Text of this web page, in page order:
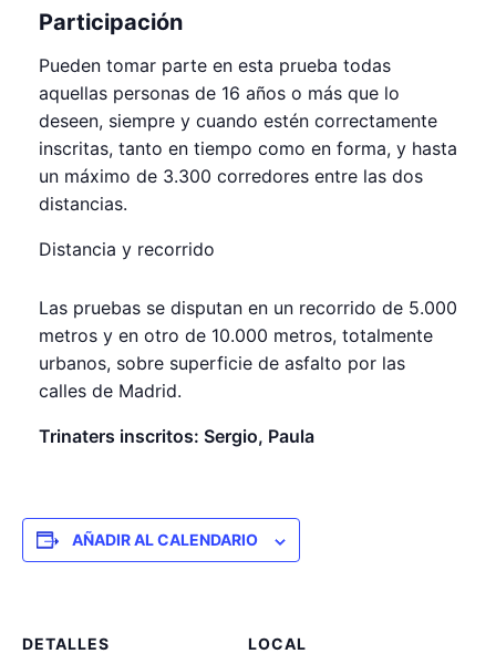
Participación
Pueden tomar parte en esta prueba todas
aquellas personas de 16 años o más que lo
deseen, siempre y cuando estén correctamente
inscritas, tanto en tiempo como en forma, y hasta
un máximo de 3.300 corredores entre las dos
distancias.
Distancia y recorrido
Las pruebas se disputan en un recorrido de 5.000
metros y en otro de 10.000 metros, totalmente
urbanos, sobre superficie de asfalto por las
calles de Madrid.
Trinaters inscritos: Sergio, Paula
AÑADIR AL CALENDARIO
DETALLES
LOCAL